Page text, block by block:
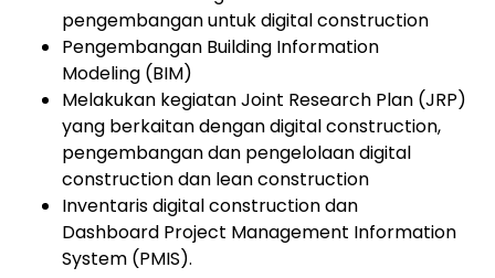
pengembangan untuk digital construction
Pengembangan Building Information
Modeling (BIM)
Melakukan kegiatan Joint Research Plan (JRP)
yang berkaitan dengan digital construction,
pengembangan dan pengelolaan digital
construction dan lean construction
Inventaris digital construction dan
Dashboard Project Management Information
System (PMIS).